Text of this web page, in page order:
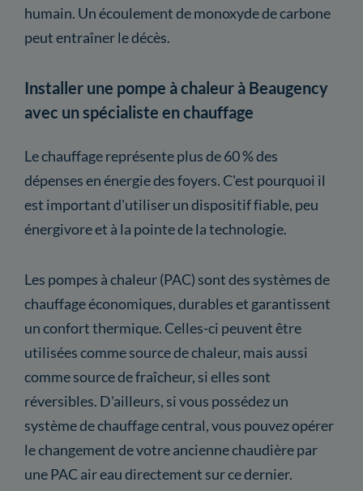
humain. Un écoulement de monoxyde de carbone
peut entraîner le décès.
Installer une pompe à chaleur à Beaugency
avec un spécialiste en chauffage
Le chauffage représente plus de 60 % des
dépenses en énergie des foyers. C'est pourquoi il
est important d'utiliser un dispositif fiable, peu
énergivore et à la pointe de la technologie.
Les pompes à chaleur (PAC) sont des systèmes de
chauffage économiques, durables et garantissent
un confort thermique. Celles-ci peuvent être
utilisées comme source de chaleur, mais aussi
comme source de fraîcheur, si elles sont
réversibles. D'ailleurs, si vous possédez un
système de chauffage central, vous pouvez opérer
le changement de votre ancienne chaudière par
une PAC air eau directement sur ce dernier.